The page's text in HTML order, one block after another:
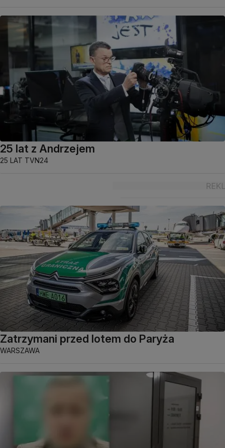
25 lat z Andrzejem
25 LAT TVN24
Zatrzymani przed lotem do Paryża
WARSZAWA